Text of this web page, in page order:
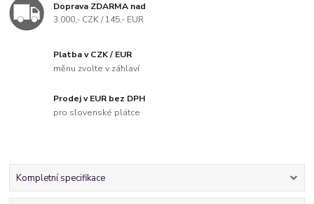
Doprava ZDARMA nad
3.000,- CZK / 145,- EUR
Platba v CZK / EUR
měnu zvolte v záhlaví
Prodej v EUR bez DPH
pro slovenské plátce
Kompletní specifikace